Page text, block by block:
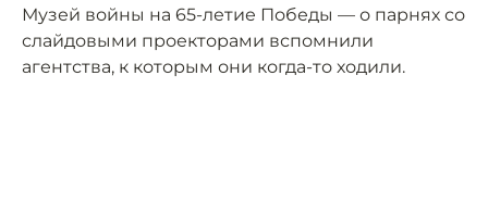
Музей войны на 65-летие Победы — о парнях со
слайдовыми проекторами вспомнили
агентства, к которым они когда-то ходили.